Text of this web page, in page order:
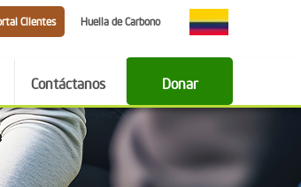
Clientes Huella de Carbono
Contáctanos Donar